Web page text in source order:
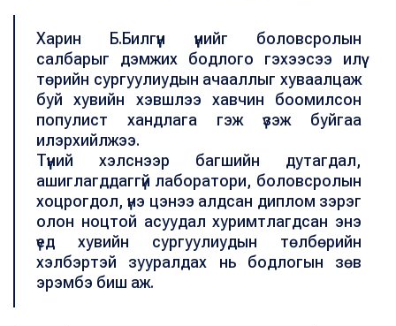
Харин Б.Билгүүн үүнийг боловсролын
салбарыг дэмжих бодлого гэхээсээ илүү
төрийн сургуулиудын ачааллыг хуваалцаж
буй хувийн хэвшлээ хавчин боомилсон
популист хандлага гэж үзэж буйгаа
илэрхийлжээ.
Түүний хэлснээр багшийн дутагдал,
ашиглагддаггүй лаборатори, боловсролын
хоцрогдол, үнэ цэнээ алдсан диплом зэрэг
олон ноцтой асуудал хуримтлагдсан энэ
үед хувийн сургуулиудын төлбөрийн
хэлбэртэй зууралдах нь бодлогын зөв
эрэмбэ биш аж.